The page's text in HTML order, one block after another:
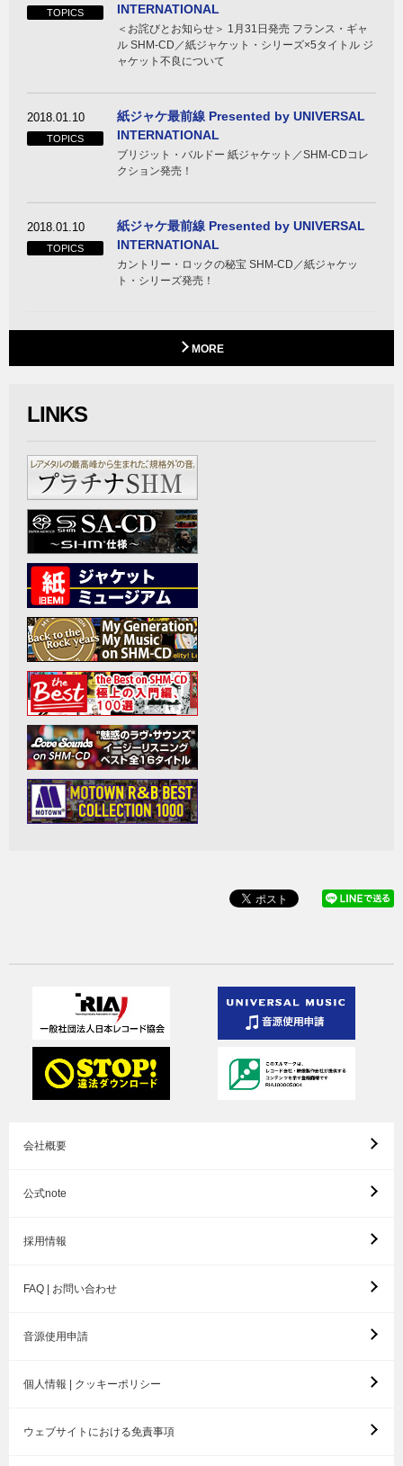
TOPICS
INTERNATIONAL
＜お詫びとお知らせ＞ 1月31日発売 フランス・ギャ
ル SHM-CD／紙ジャケット・シリーズ×5タイトル ジ
ャケット不良について
2018.01.10
TOPICS
紙ジャケ最前線 Presented by UNIVERSAL
INTERNATIONAL
ブリジット・バルドー 紙ジャケット／SHM-CDコレ
クション発売！
2018.01.10
TOPICS
紙ジャケ最前線 Presented by UNIVERSAL
INTERNATIONAL
カントリー・ロックの秘宝 SHM-CD／紙ジャケッ
ト・シリーズ発売！
MORE
LINKS
会社概要
公式note
採用情報
FAQ | お問い合わせ
音源使用申請
個人情報 | クッキーポリシー
ウェブサイトにおける免責事項